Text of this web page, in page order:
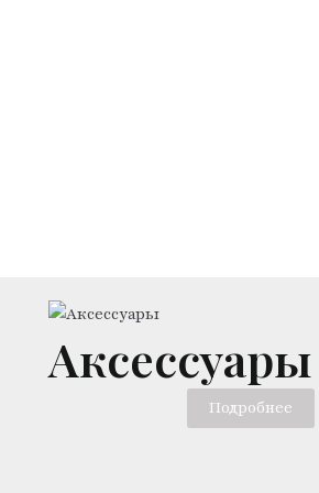
Аксессуары
Подробнее